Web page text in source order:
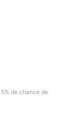
de chance de